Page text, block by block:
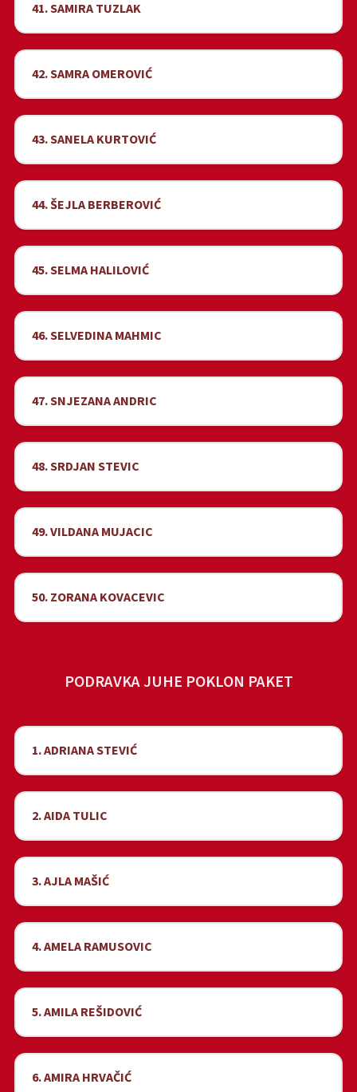
41. SAMIRA TUZLAK
42. SAMRA OMEROVIĆ
43. SANELA KURTOVIĆ
44. ŠEJLA BERBEROVIĆ
45. SELMA HALILOVIĆ
46. SELVEDINA MAHMIC
47. SNJEZANA ANDRIC
48. SRDJAN STEVIC
49. VILDANA MUJACIC
50. ZORANA KOVACEVIC
PODRAVKA JUHE POKLON PAKET
1. ADRIANA STEVIĆ
2. AIDA TULIC
3. AJLA MAŠIĆ
4. AMELA RAMUSOVIC
5. AMILA REŠIDOVIĆ
6. AMIRA HRVAČIĆ